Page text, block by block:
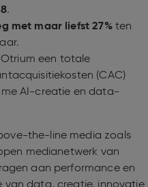
.
met maar liefst 27% ten
een totale
(CAC)
AI-creatie en data-
the-line media zoals
medianetwerk van
aan performance en
data, creatie, innovatie